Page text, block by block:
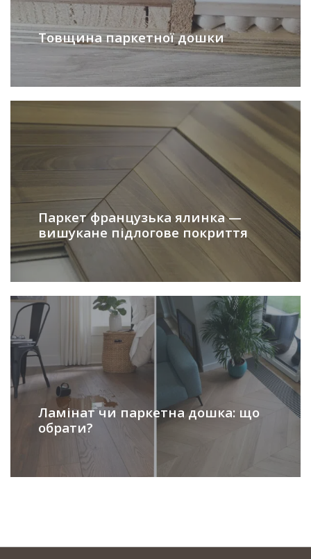
Товщина паркетної дошки
Паркет французька ялинка —
вишукане підлогове покриття
Ламінат чи паркетна дошка: що
обрати?